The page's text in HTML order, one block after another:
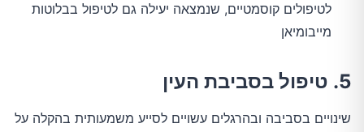
לטיפולים קוסמטיים, שנמצאה יעילה גם לטיפול בבלוטות
מייבומיאן
5. טיפול בסביבת העין
שינויים בסביבה ובהרגלים עשויים לסייע משמעותית בהקלה על